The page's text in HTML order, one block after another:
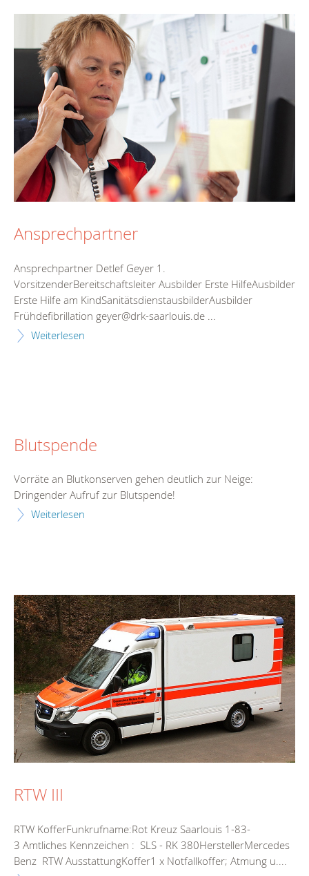
Ansprechpartner
Ansprechpartner Detlef Geyer 1.
VorsitzenderBereitschaftsleiter Ausbilder Erste HilfeAusbilder
Erste Hilfe am KindSanitätsdienstausbilderAusbilder
Frühdefibrillation geyer@drk-saarlouis.de ...
Weiterlesen
Blutspende
Vorräte an Blutkonserven gehen deutlich zur Neige:
Dringender Aufruf zur Blutspende!
Weiterlesen
RTW III
RTW KofferFunkrufname:Rot Kreuz Saarlouis 1-83-
3 Amtliches Kennzeichen : SLS - RK 380HerstellerMercedes
Benz RTW AusstattungKoffer1 x Notfallkoffer; Atmung u....